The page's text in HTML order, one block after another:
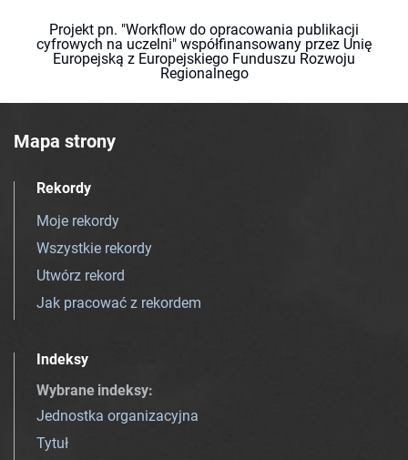
Projekt pn. "Workflow do opracowania publikacji
cyfrowych na uczelni" współfinansowany przez Unię
Europejską z Europejskiego Funduszu Rozwoju
Regionalnego
Mapa strony
Rekordy
Moje rekordy
Wszystkie rekordy
Utwórz rekord
Jak pracować z rekordem
Indeksy
Wybrane indeksy:
Jednostka organizacyjna
Tytuł